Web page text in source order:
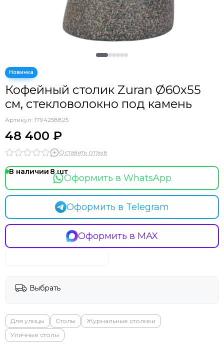
Кофейный столик Zuran Ø60х55
см, стекловолокно под камень
Артикул: 1794258825
48 400 ₽
Оставить отзыв
В наличии 8
Оформить в WhatsApp
Оформить в Telegram
Оформить в MAX
Выбрать
Для улицы Столы
Журнальные столики
Уличные столы